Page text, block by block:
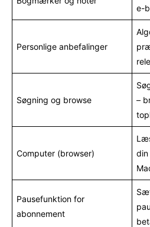
e-
Personlige anbefalinger
Søgning og browse
–
Computer (browser)
din
Pausefunktion for
abonnement